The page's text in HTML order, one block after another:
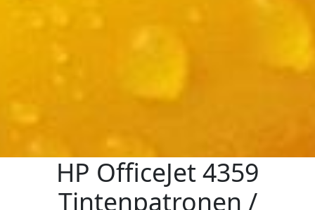
HP OfficeJet 4359
Tintenpatronen /